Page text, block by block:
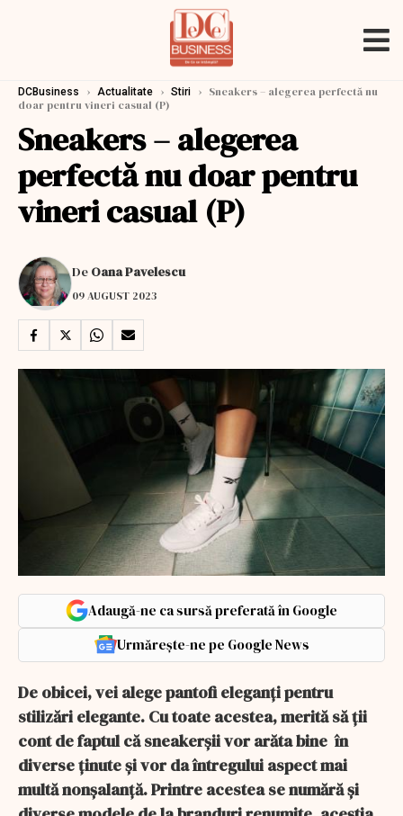
DCBusiness › Actualitate › Stiri › Sneakers – alegerea perfectă nu
doar pentru vineri casual (P)
Sneakers – alegerea
perfectă nu doar pentru
vineri casual (P)
De Oana Pavelescu
09 AUGUST 2023
Adaugă-ne ca sursă preferată în Google
Urmărește-ne pe Google News
De obicei, vei alege pantofi eleganți pentru
stilizări elegante. Cu toate acestea, merită să ții
cont de faptul că sneakerșii vor arăta bine în
diverse ținute și vor da întregului aspect mai
multă nonșalanță. Printre acestea se numără și